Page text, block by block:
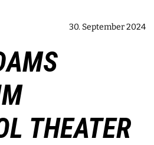
30. September 2024
THEATER